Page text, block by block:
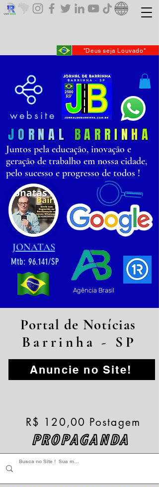
"Deus seja Louvado"
website
JO RNAL BARRI NHA
Juntos pela educação, inovação e
geração de trabalho em nossa cidade,
pelo sucesso e progresso de todos !
JONATAS
Mtb: 96.141/SP
Agência Brasil
Anuncie no Site!
PROPAGANDA
R$ 120,00 Postagem
Barrinha - SP
Portal de Notícias